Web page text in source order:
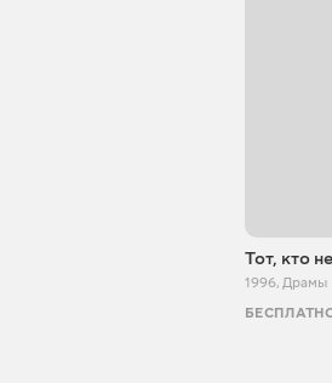
Тот, кто
1996, Драмы